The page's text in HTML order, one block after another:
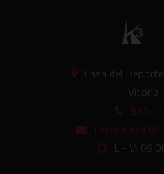
Casa del
Vitoria-
945
L - V: